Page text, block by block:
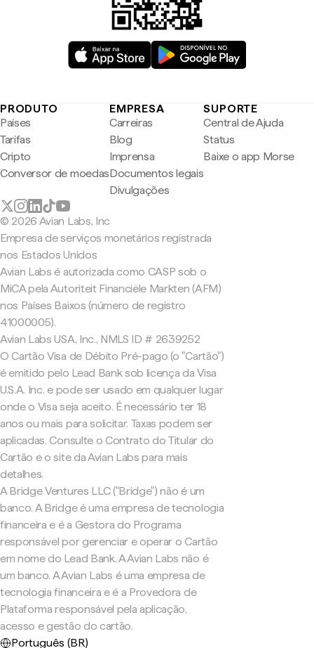
PRODUTO
Países
Tarifas
Cripto
Conversor de moedas
EMPRESA
Carreiras
Blog
Imprensa
Documentos legais
Divulgações
SUPORTE
Central de Ajuda
Status
Baixe o app Morse
© 2026 Avian Labs, Inc
Empresa de serviços monetários registrada
nos Estados Unidos
Avian Labs é autorizada como CASP sob o
MiCA pela Autoriteit Financiële Markten (AFM)
nos Países Baixos (número de registro
41000005).
Avian Labs USA, Inc., NMLS ID # 2639252
O Cartão Visa de Débito Pré-pago (o "Cartão")
é emitido pelo Lead Bank sob licença da Visa
U.S.A. Inc. e pode ser usado em qualquer lugar
onde o Visa seja aceito. É necessário ter 18
anos ou mais para solicitar. Taxas podem ser
aplicadas. Consulte o Contrato do Titular do
Cartão e o site da Avian Labs para mais
detalhes.
A Bridge Ventures LLC ("Bridge") não é um
banco. A Bridge é uma empresa de tecnologia
financeira e é a Gestora do Programa
responsável por gerenciar e operar o Cartão
em nome do Lead Bank. A Avian Labs não é
um banco. A Avian Labs é uma empresa de
tecnologia financeira e é a Provedora de
Plataforma responsável pela aplicação,
acesso e gestão do cartão.
Português (BR)